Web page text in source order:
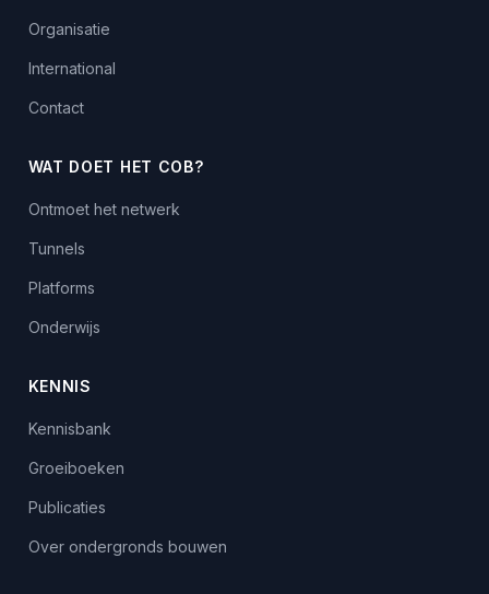
Organisatie
International
Contact
WAT DOET HET COB?
Ontmoet het netwerk
Tunnels
Platforms
Onderwijs
KENNIS
Kennisbank
Groeiboeken
Publicaties
Over ondergronds bouwen